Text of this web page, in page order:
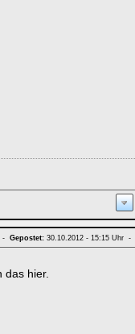
- Gepostet: 30.10.2012 - 15:15 Uhr -
das hier.